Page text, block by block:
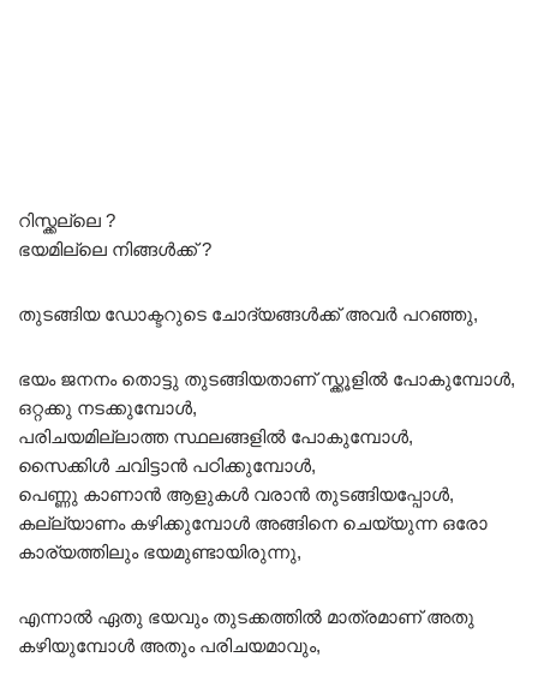
റിസ്ക്കല്ലെ ?
ഭയമില്ലെ നിങ്ങൾക്ക് ?
തുടങ്ങിയ ഡോക്ടറുടെ ചോദ്യങ്ങൾക്ക് അവർ പറഞ്ഞു,
ഭയം ജനനം തൊട്ടു തുടങ്ങിയതാണ് സ്ക്കൂളിൽ പോകുമ്പോൾ,
ഒറ്റക്കു നടക്കുമ്പോൾ,
പരിചയമില്ലാത്ത സ്ഥലങ്ങളിൽ പോകുമ്പോൾ,
സൈക്കിൾ ചവിട്ടാൻ പഠിക്കുമ്പോൾ,
പെണ്ണു കാണാൻ ആളുകൾ വരാൻ തുടങ്ങിയപ്പോൾ,
കല്ല്യാണം കഴിക്കുമ്പോൾ അങ്ങിനെ ചെയ്യുന്ന ഒരോ
കാര്യത്തിലും ഭയമുണ്ടായിരുന്നു,
എന്നാൽ ഏതു ഭയവും തുടക്കത്തിൽ മാത്രമാണ് അതു
കഴിയുമ്പോൾ അതും പരിചയമാവും,